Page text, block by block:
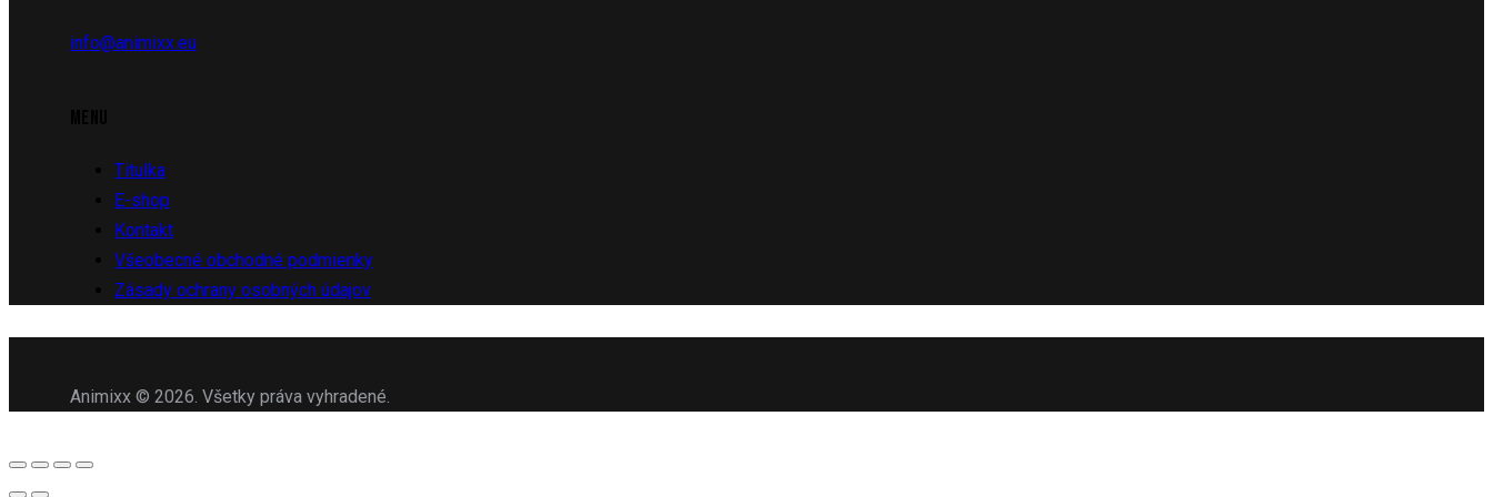
info@animixx.eu
Titulka
E-shop
Kontakt
Všeobecné obchodné podmienky
Zásady ochrany osobných údajov
Animixx © 2026. Všetky práva vyhradené.